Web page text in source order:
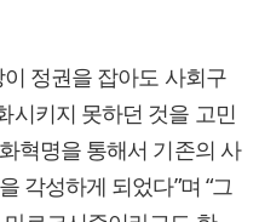
정권을 잡아도 사회구
시키지 못하던 것을 고민
혁명을 통해서 기존의 사
각성하게 되었다”며 “그